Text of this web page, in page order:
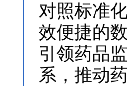
对照标准
效便捷的
引领药品
系，推动